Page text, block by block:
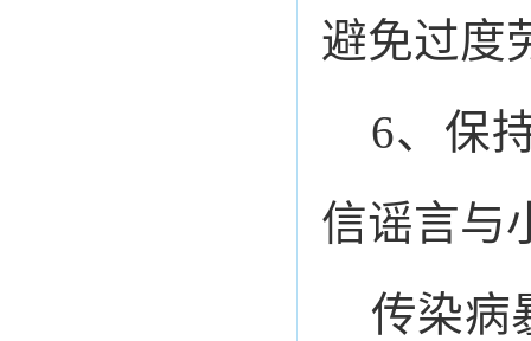
避免过度
6、保
信谣言与
传染病